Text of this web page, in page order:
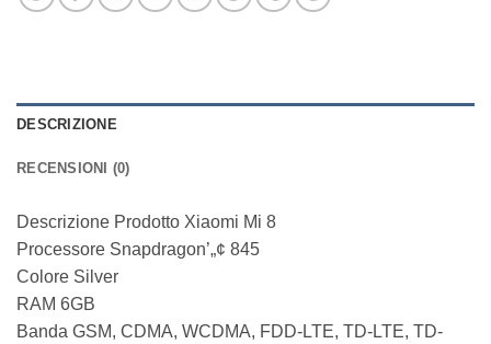
DESCRIZIONE
RECENSIONI (0)
Descrizione Prodotto Xiaomi Mi 8
Processore Snapdragon’„¢ 845
Colore Silver
RAM 6GB
Banda GSM, CDMA, WCDMA, FDD-LTE, TD-LTE, TD-